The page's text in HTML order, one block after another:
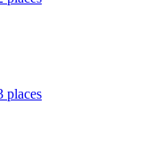
places